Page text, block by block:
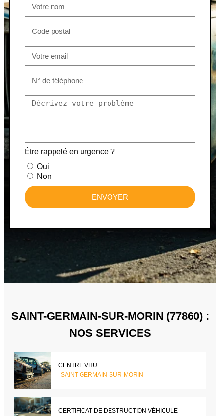
Être rappelé en urgence ?
Oui
Non
ENVOYER
SAINT-GERMAIN-SUR-MORIN (77860) :
NOS SERVICES
CENTRE VHU
SAINT-GERMAIN-SUR-MORIN
CERTIFICAT DE DESTRUCTION VÉHICULE